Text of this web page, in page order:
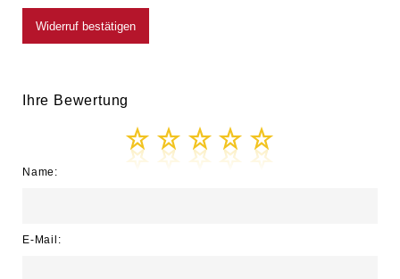
Ihre Bewertung
Name:
E-Mail: